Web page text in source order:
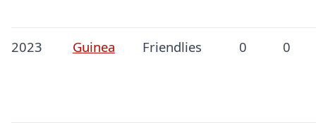
2023 Guinea Friendlies 0 0